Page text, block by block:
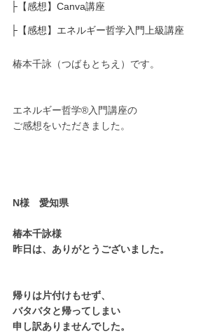
├【感想】Canva講座
├【感想】エネルギー哲学入門上級講座
椿本千詠（つばもとちえ）です。
エネルギー哲学®︎入門講座の
ご感想をいただきました。
N様　愛知県
椿本千詠様
昨日は、ありがとうございました。
帰りは片付けもせず、
バタバタと帰ってしまい
申し訳ありませんでした。